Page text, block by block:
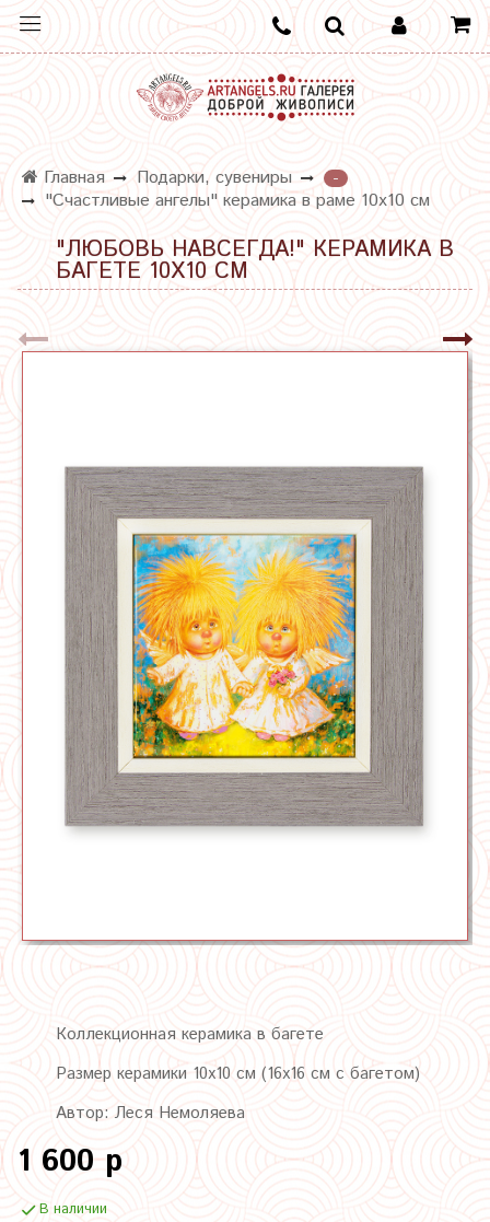
Главная Подарки, сувениры
-
"Счастливые ангелы" керамика в раме 10х10 см
"ЛЮБОВЬ НАВСЕГДА!" КЕРАМИКА В
БАГЕТЕ 10Х10 СМ
Коллекционная керамика в багете
Размер керамики 10х10 см (16х16 см с багетом)
Автор: Леся Немоляева
1 600 р
В наличии